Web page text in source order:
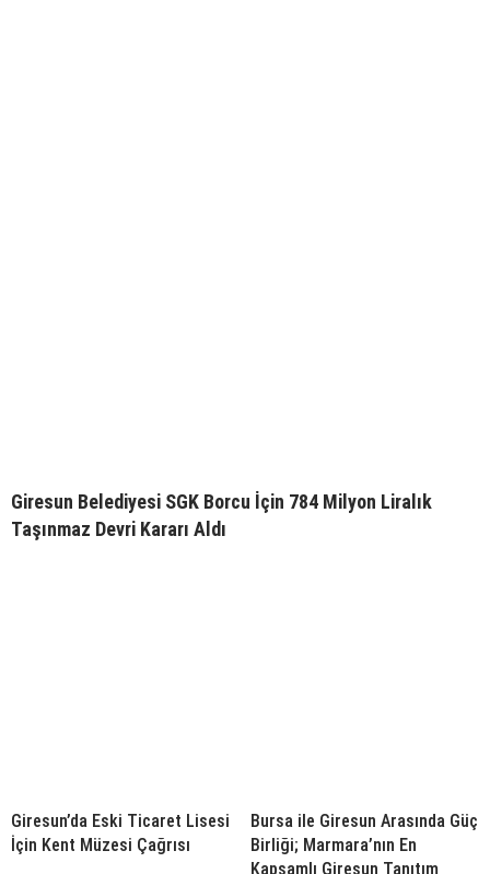
Giresun Belediyesi SGK Borcu İçin 784 Milyon Liralık
Taşınmaz Devri Kararı Aldı
Giresun’da Eski Ticaret Lisesi
İçin Kent Müzesi Çağrısı
Bursa ile Giresun Arasında Güç
Birliği; Marmara’nın En
Kapsamlı Giresun Tanıtım